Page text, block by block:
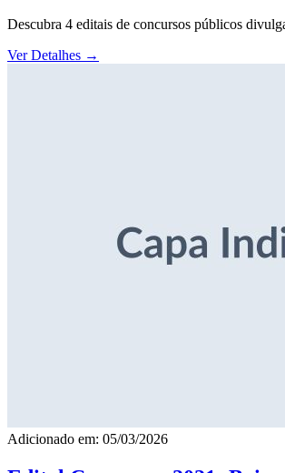
Descubra 4 editais de concursos públicos
Ver Detalhes →
Adicionado em: 05/03/2026